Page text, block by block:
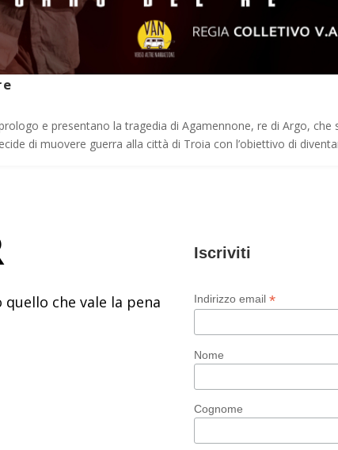
e presentano la tragedia di Agamennone, re di Argo, che
di muovere guerra alla città di Troia con l’obiettivo di
che vale la pena
Iscriviti
Indirizzo email *
Nome
Cognome